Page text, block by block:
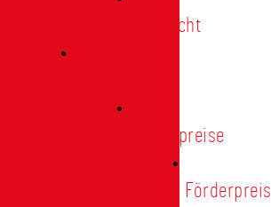
Übersicht
Förderpreise
Förderpreis